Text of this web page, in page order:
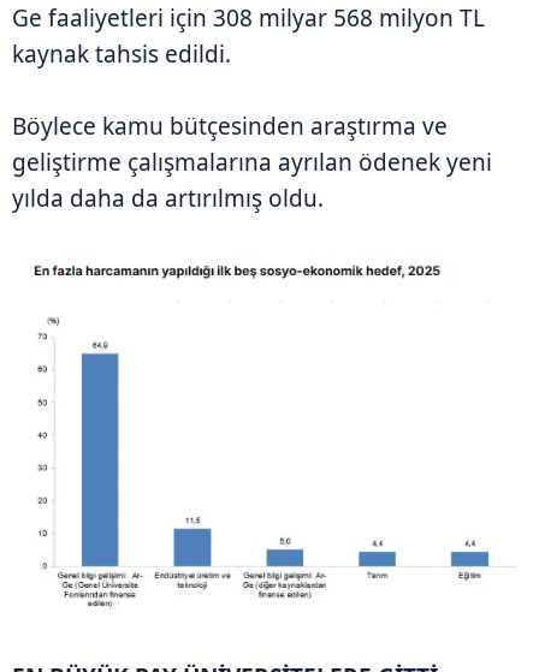
Ge faaliyetleri için 308 milyar 568 milyon TL
kaynak tahsis edildi.
Böylece kamu bütçesinden araştırma ve
geliştirme çalışmalarına ayrılan ödenek yeni
yılda daha da artırılmış oldu.